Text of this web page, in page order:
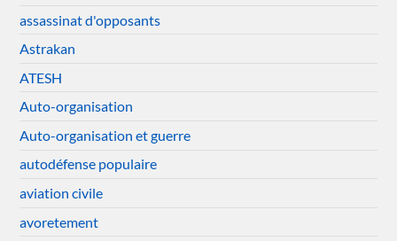
assassinat d'opposants
Astrakan
ATESH
Auto-organisation
Auto-organisation et guerre
autodéfense populaire
aviation civile
avoretement